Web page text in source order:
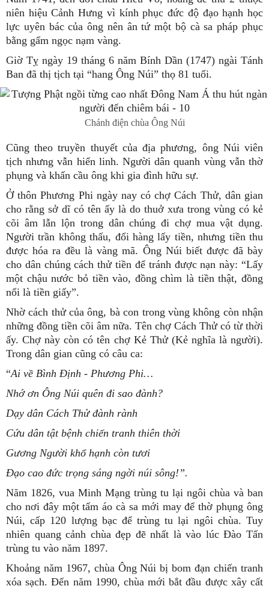
niên hiệu Cảnh Hưng vì kính phục đức độ đạo hạnh học
lực uyên bác của ông nên ân tứ một bộ cà sa pháp phục
bằng gấm ngọc nạm vàng.
Giờ Tỵ ngày 19 tháng 6 năm Bính Dần (1747) ngài Tánh
Ban đã thị tịch tại “hang Ông Núi” thọ 81 tuổi.
Chánh điện chùa Ông Núi
Cũng theo truyền thuyết của địa phương, ông Núi viên
tịch nhưng vẫn hiển linh. Người dân quanh vùng vẫn thờ
phụng và khấn cầu ông khi gia đình hữu sự.
Ở thôn Phương Phi ngày nay có chợ Cách Thử, dân gian
cho rằng sở dĩ có tên ấy là do thuở xưa trong vùng có kẻ
cõi âm lẫn lộn trong dân chúng đi chợ mua vật dụng.
Người trần không thấu, đổi hàng lấy tiền, nhưng tiền thu
được hóa ra đều là vàng mã. Ông Núi biết được đã bày
cho dân chúng cách thử tiền để tránh được nạn này: “Lấy
một chậu nước bỏ tiền vào, đồng chìm là tiền thật, đồng
nổi là tiền giấy”.
Nhờ cách thử của ông, bà con trong vùng không còn nhận
những đồng tiền cõi âm nữa. Tên chợ Cách Thử có từ thời
ấy. Chợ này còn có tên chợ Kẻ Thử (Kẻ nghĩa là người).
Trong dân gian cũng có câu ca:
“Ai về Bình Định - Phương Phi…
Nhớ ơn Ông Núi quên đi sao đành?
Dạy dân Cách Thử đành rành
Cứu dân tật bệnh chiến tranh thiên thời
Gương Người khổ hạnh còn tươi
Đạo cao đức trọng sáng ngời núi sông!”.
Năm 1826, vua Minh Mạng trùng tu lại ngôi chùa và ban
cho nơi đây một tấm áo cà sa mới may để thờ phụng ông
Núi, cấp 120 lượng bạc để trùng tu lại ngôi chùa. Tuy
nhiên quang cảnh chùa đẹp đẽ nhất là vào lúc Đào Tấn
trùng tu vào năm 1897.
Khoảng năm 1967, chùa Ông Núi bị bom đạn chiến tranh
xóa sạch. Đến năm 1990, chùa mới bắt đầu được xây cất